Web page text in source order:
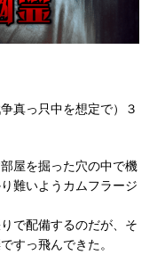
真っ只中を想定で）３
屋を掘った穴の中で機
難いようカムフラージ
で配備するのだが、そ
すっ飛んできた。